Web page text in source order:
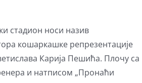
стадион носи назив
кошаркашке репрезентације
Карија Пешића. Плочу са
и натписом „Пронаћи